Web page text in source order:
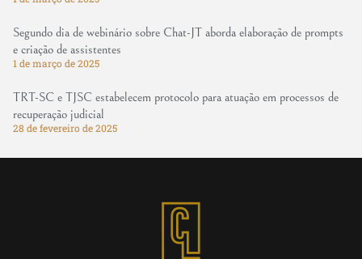
Segundo dia de webinário sobre Chat-JT aborda elaboração de prompts
e criação de assistentes
1 de março de 2025
TRT-SC e TJSC estabelecem protocolo para atuação em processos de
recuperação judicial
28 de fevereiro de 2025